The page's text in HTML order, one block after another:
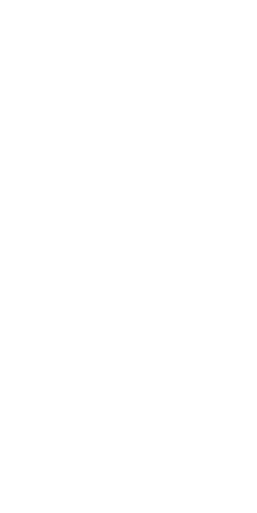
。ガソリ
タンドや整備工場の既存インフラを活用するこ